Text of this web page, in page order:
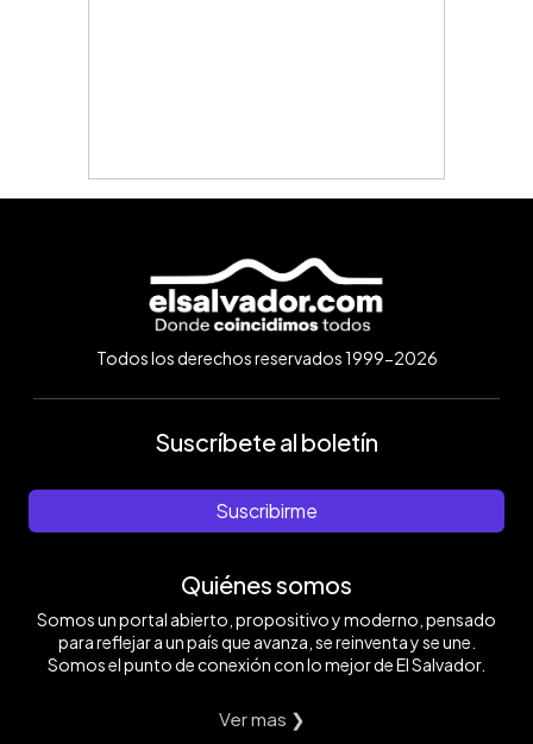
Todos los derechos reservados 1999-2026
Suscríbete al boletín
Suscribirme
Quiénes somos
Somos un portal abierto, propositivo y moderno, pensado
para reflejar a un país que avanza, se reinventa y se une.
Somos el punto de conexión con lo mejor de El Salvador.
Ver mas ❯